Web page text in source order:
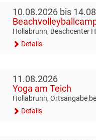
10.08.2026 bis
Hollabrunn, Beachcenter
Details
11.08.2026
Yoga am Teich
Hollabrunn, Ortsangabe
Details